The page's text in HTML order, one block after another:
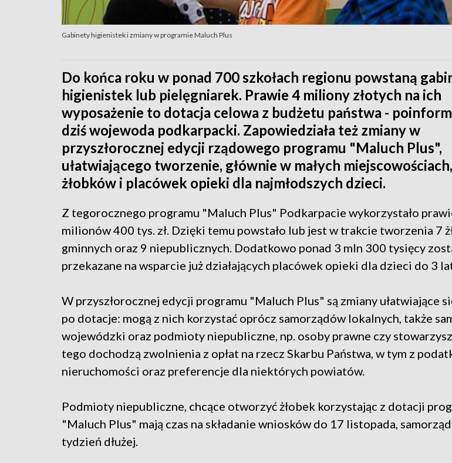
Gabinety higienistek i zmiany w programie Maluch Plus
Do końca roku w ponad 700 szkołach regionu powstaną
higienistek lub pielęgniarek. Prawie 4 miliony złotych na ich
wyposażenie to dotacja celowa z budżetu państwa -
dziś wojewoda podkarpacki. Zapowiedziała też zmiany w
przyszłorocznej edycji rządowego programu "Maluch Plus",
ułatwiającego tworzenie, głównie w małych miejscowościach,
żłobków i placówek opieki dla najmłodszych dzieci.
Z tegorocznego programu "Maluch Plus" Podkarpacie wykorzystało
milionów 400 tys. zł. Dzięki temu powstało lub jest w trakcie tworzenia 7
gminnych oraz 9 niepublicznych. Dodatkowo ponad 3 mln 300 tysięcy
przekazane na wsparcie już działających placówek opieki dla dzieci do 3
W przyszłorocznej edycji programu "Maluch Plus" są zmiany ułatwiające
po dotacje: mogą z nich korzystać oprócz samorządów lokalnych, także
wojewódzki oraz podmioty niepubliczne, np. osoby prawne czy
tego dochodzą zwolnienia z opłat na rzecz Skarbu Państwa, w tym z
nieruchomości oraz preferencje dla niektórych powiatów.
Podmioty niepubliczne, chcące otworzyć żłobek korzystając z dotacji
"Maluch Plus" mają czas na składanie wniosków do 17 listopada,
tydzień dłużej.